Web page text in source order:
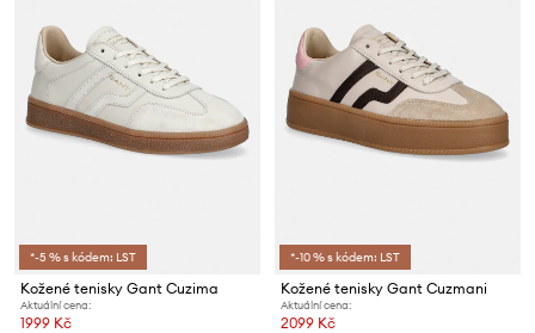
*-5 % s kódem: LST
Kožené tenisky Gant Cuzima
Aktuální cena:
1999 Kč
*-10 % s kódem: LST
Kožené tenisky Gant Cuzmani
Aktuální cena:
2099 Kč